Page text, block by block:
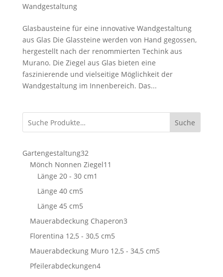
Wandgestaltung
Glasbausteine für eine innovative Wandgestaltung
aus Glas Die Glassteine werden von Hand gegossen,
hergestellt nach der renommierten Techink aus
Murano. Die Ziegel aus Glas bieten eine
faszinierende und vielseitige Möglichkeit der
Wandgestaltung im Innenbereich. Das...
Suche
Gartengestaltung3232
Produkte
Mönch Nonnen Ziegel11
Länge 20 - 30 cm1
Länge 40 cm55
Produkte
Länge 45 cm55
Produkte
Mauerabdeckung Chaperon33
Florentina 12,5 - 30,5 cm55
Produkte
Mauerabdeckung Muro 12,5 - 34,5 cm55
Pfeilerabdeckungen44